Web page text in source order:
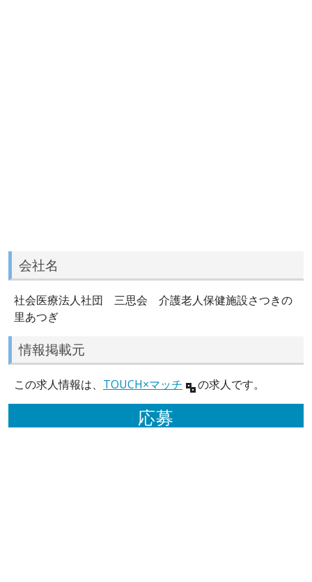
会社名
社会医療法人社団 三思会 介護老人保健施設さつきの
里あつぎ
情報掲載元
この求人情報は、 TOUCH×マッチ の求人です。
応募